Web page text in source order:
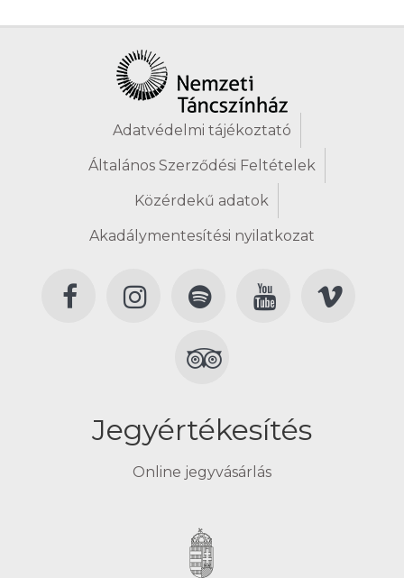
Adatvédelmi tájékoztató
Általános Szerződési Feltételek
Közérdekű adatok
Akadálymentesítési nyilatkozat
Jegyértékesítés
Online jegyvásárlás